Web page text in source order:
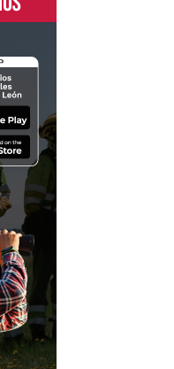
proyectos de CASA
de una estrategia
de vivienda
y la falta de
dos de los principales
provincia.
Asequible
y León
León